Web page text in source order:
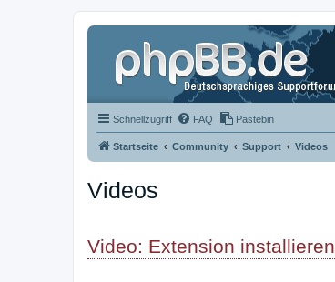
Schnellzugriff FAQ Pastebin
Startseite Community Support Videos
Videos
Video: Extension installieren